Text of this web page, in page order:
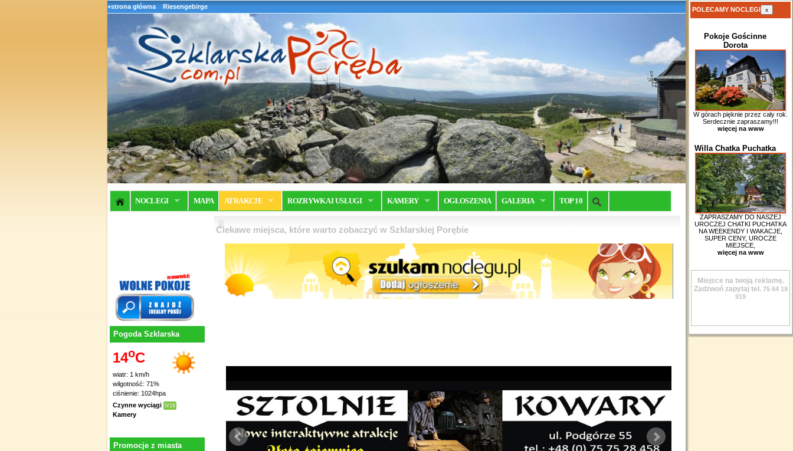
+strona główna Riesengebirge
NOCLEGI MAPA ATRAKCJE ROZRYWKA I USŁUGI KAMERY OGŁOSZENIA GALERIA TOP 10
Pogoda Szklarska
14oC
wiatr: 1 km/h
wilgotność: 71%
ciśnienie: 1024hpa
Czynne wyciągi 0/18
Kamery
Promocje z miasta
Ciekawe miejsca, które warto zobaczyć w Szklarskiej Porębie
POLECAMY NOCLEGI x
Pokoje Gościnne
Dorota
W górach pięknie przez cały rok.
Serdecznie zapraszamy!!!
więcej na www
Willa Chatka Puchatka
ZAPRASZAMY DO NASZEJ
UROCZEJ CHATKI PUCHATKA
NA WEEKENDY I WAKACJE,
SUPER CENY, UROCZE
MIEJSCE,
więcej na www
Miejsce na twoją reklamę.
Zadzwoń zapytaj tel. 75 64 19
919